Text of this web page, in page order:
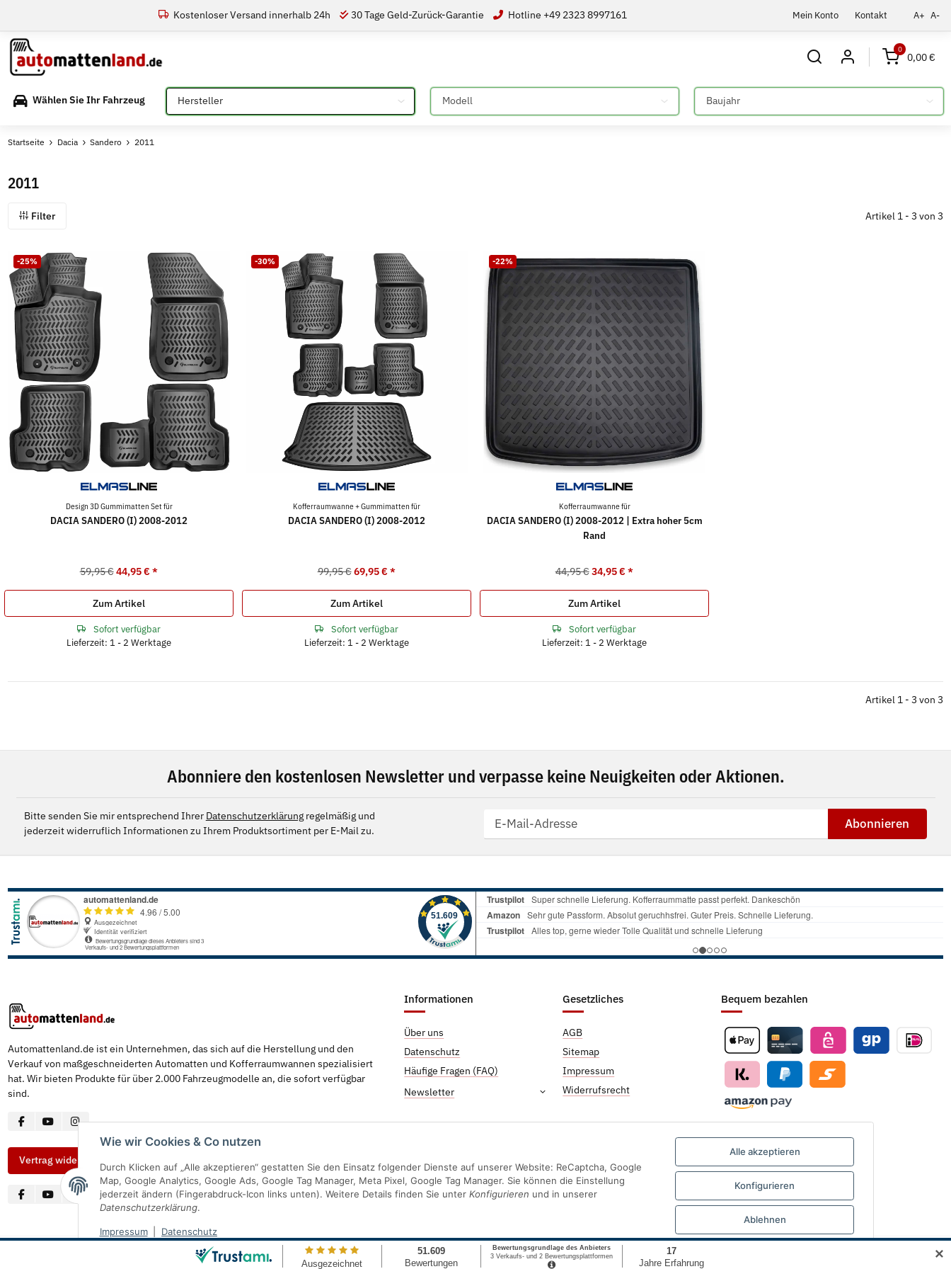
Wie wir Cookies & Co nutzen
Durch Klicken auf „Alle akzeptieren“ gestatten Sie den Einsatz folgender Dienste auf unserer Website: ReCaptcha, Google
Map, Google Analytics, Google Ads, Google Tag Manager, Meta Pixel, Google Tag Manager. Sie können die Einstellung
jederzeit ändern (Fingerabdruck-Icon links unten). Weitere Details finden Sie unter Konfigurieren und in unserer
Datenschutzerklärung.
Impressum Datenschutz
Alle akzeptieren
Konfigurieren
Ablehnen
Mein Konto Kontakt A+ A-
Kostenloser Versand innerhalb 24h 30 Tage Geld-Zurück-Garantie Hotline +49 2323 8997161
0
0,00 €
Wählen Sie Ihr Fahrzeug Bitte auswählen Bitte auswählen Bitte auswählen
Startseite Dacia Sandero 2011
2011
Filter Artikel 1 - 3 von 3
-25%
Design 3D Gummimatten Set für
DACIA SANDERO (I) 2008-2012
59,95 € 44,95 €*
Zum Artikel
Sofort verfügbar
Lieferzeit: 1 - 2 Werktage
-30%
Kofferraumwanne + Gummimatten für
DACIA SANDERO (I) 2008-2012
99,95 € 69,95 €*
Zum Artikel
Sofort verfügbar
Lieferzeit: 1 - 2 Werktage
-22%
Kofferraumwanne für
DACIA SANDERO (I) 2008-2012 | Extra hoher 5cm
Rand
44,95 € 34,95 €*
Zum Artikel
Sofort verfügbar
Lieferzeit: 1 - 2 Werktage
Artikel 1 - 3 von 3
Abonniere den kostenlosen Newsletter und verpasse keine Neuigkeiten oder Aktionen.
Bitte senden Sie mir entsprechend Ihrer Datenschutzerklärungregelmäßig und
jederzeit widerruflich Informationen zu Ihrem Produktsortiment per E-Mail zu.
Abonnieren
Automattenland.de ist ein Unternehmen, das sich auf die Herstellung und den
Verkauf von maßgeschneiderten Automatten und Kofferraumwannen spezialisiert
hat. Wir bieten Produkte für über 2.000 Fahrzeugmodelle an, die sofort verfügbar
sind.
Informationen
Über uns
Datenschutz
Häufige Fragen (FAQ)
Newsletter
Gesetzliches
AGB
Sitemap
Impressum
Widerrufsrecht
Bequem bezahlen
Vertrag widerrufen
* Alle Preise inkl. gesetzlicher USt., inkl.Versand ✕